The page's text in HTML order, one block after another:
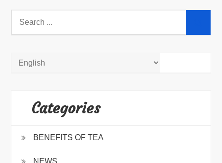
Categories
BENEFITS OF TEA
NEWS